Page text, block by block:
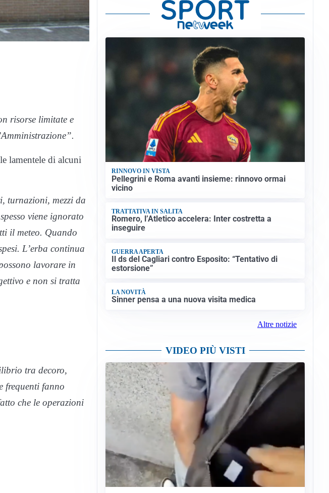
risorse limitate e
lamentele di alcuni
turnazioni, mezzi da
viene ignorato
il meteo. Quando
L’erba continua
lavorare in
e non si tratta
tra decoro,
frequenti fanno
che le operazioni
RINNOVO IN VISTA
Pellegrini e Roma avanti insieme: rinnovo ormai
vicino
TRATTATIVA IN SALITA
Romero, l’Atletico accelera: Inter costretta a
inseguire
GUERRA APERTA
Il ds del Cagliari contro Esposito: “Tentativo di
estorsione”
LA NOVITÀ
Sinner pensa a una nuova visita medica
Altre notizie
VIDEO PIÙ VISTI